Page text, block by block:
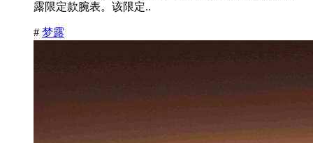
露限定款腕表。该限定..
# 梦露